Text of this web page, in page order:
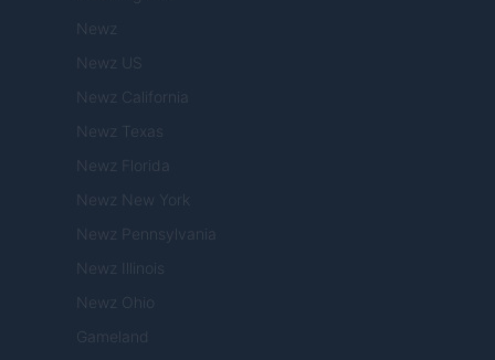
Newz
Newz US
Newz California
Newz Texas
Newz Florida
Newz New York
Newz Pennsylvania
Newz Illinois
Newz Ohio
Gameland